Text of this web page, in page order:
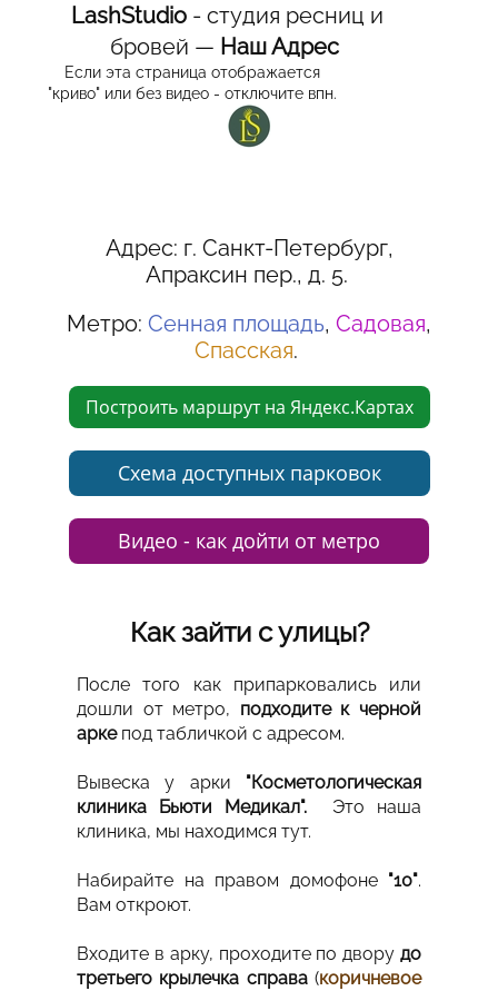
LashStudio - студия ресниц и
бровей — Наш Адрес
Если эта страница отображается
"криво" или без видео - отключите впн.
Адрес: г. Санкт-Петербург,
Апраксин пер., д. 5.
Метро: Сенная площадь, Садовая,
Спасская.
Построить маршрут на Яндекс.Картах
Схема доступных парковок
Видео - как дойти от метро
Как зайти с улицы?
После того как припарковались или
дошли от метро, подходите к черной
аркепод табличкой с адресом.
Вывеска у арки "Косметологическая
клиника Бьюти Медикал".
Это наша
клиника, мы находимся тут.
Набирайте на правом домофоне "10".
Вам откроют.
Входите в арку, проходите по двору до
третьего крылечка справа(коричневое